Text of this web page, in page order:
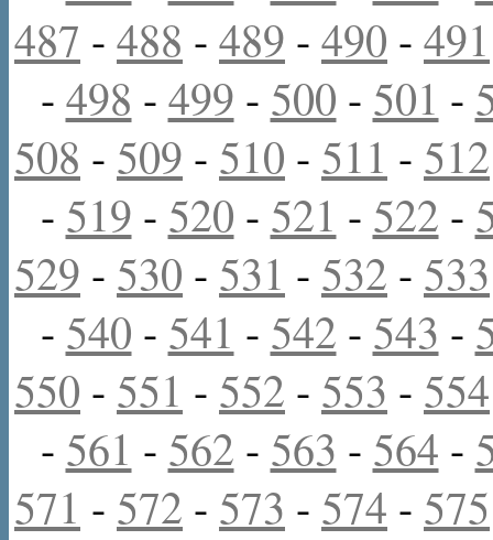
487 - 488 - 489 - 490 - 491
- 498 - 499 - 500 - 501 -
508 - 509 - 510 - 511 - 512
- 519 - 520 - 521 - 522 -
529 - 530 - 531 - 532 - 533
- 540 - 541 - 542 - 543 -
550 - 551 - 552 - 553 - 554
- 561 - 562 - 563 - 564 -
571 - 572 - 573 - 574 - 575